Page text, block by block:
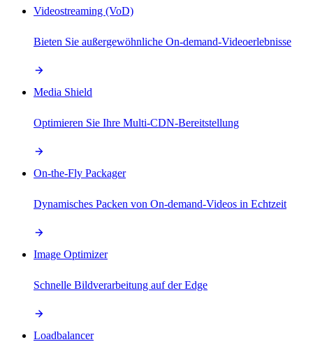
Videostreaming (VoD)
Bieten Sie außergewöhnliche On-demand-Videoerlebnisse
Media Shield
Optimieren Sie Ihre Multi-CDN-Bereitstellung
On-the-Fly Packager
Dynamisches Packen von On-demand-Videos in Echtzeit
Image Optimizer
Schnelle Bildverarbeitung auf der Edge
Loadbalancer